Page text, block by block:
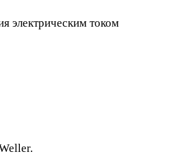
электрическим током